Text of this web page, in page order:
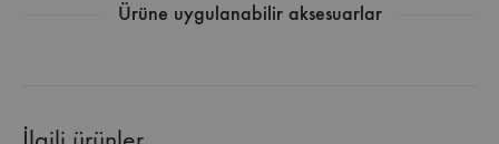
Ürüne uygulanabilir aksesuarlar